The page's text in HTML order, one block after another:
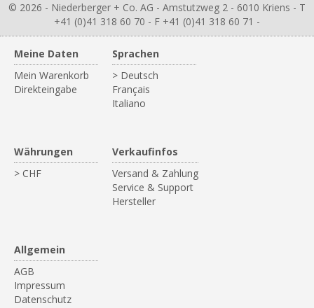
© 2026 - Niederberger + Co. AG - Amstutzweg 2 - 6010 Kriens - T
+41 (0)41 318 60 70 - F +41 (0)41 318 60 71 -
Meine Daten
Mein Warenkorb
Direkteingabe
Sprachen
> Deutsch
Français
Italiano
Währungen
> CHF
Verkaufinfos
Versand & Zahlung
Service & Support
Hersteller
Allgemein
AGB
Impressum
Datenschutz